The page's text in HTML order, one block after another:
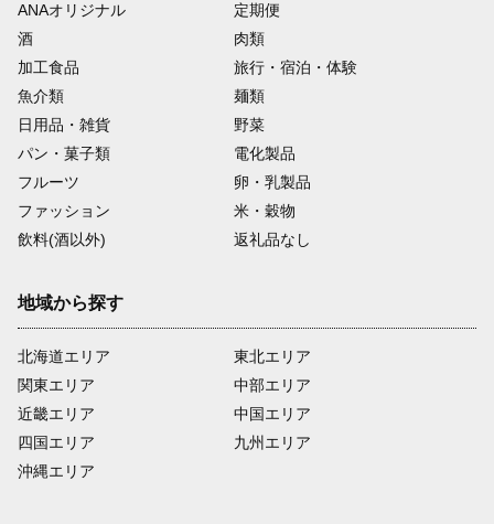
ANAオリジナル
定期便
酒
肉類
加工食品
旅行・宿泊・体験
魚介類
麺類
日用品・雑貨
野菜
パン・菓子類
電化製品
フルーツ
卵・乳製品
ファッション
米・穀物
飲料(酒以外)
返礼品なし
地域から探す
北海道エリア
関東エリア
近畿エリア
四国エリア
沖縄エリア
東北エリア
中部エリア
中国エリア
九州エリア